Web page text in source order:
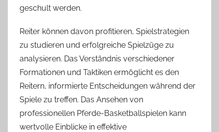
geschult werden.
Reiter können davon profitieren, Spielstrategien
zu studieren und erfolgreiche Spielzüge zu
analysieren. Das Verständnis verschiedener
Formationen und Taktiken ermöglicht es den
Reitern, informierte Entscheidungen während der
Spiele zu treffen. Das Ansehen von
professionellen Pferde-Basketballspielen kann
wertvolle Einblicke in effektive